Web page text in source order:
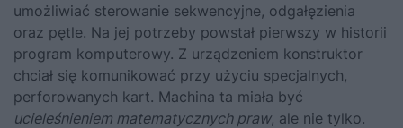
umożliwiać sterowanie sekwencyjne, odgałęzienia
oraz pętle. Na jej potrzeby powstał pierwszy w historii
program komputerowy. Z urządzeniem konstruktor
chciał się komunikować przy użyciu specjalnych,
perforowanych kart. Machina ta miała być
ucieleśnieniem matematycznych praw, ale nie tylko.